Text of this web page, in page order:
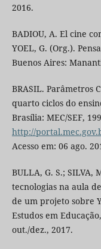
2016.
BADIOU, A. El cine
YOEL, G. (Org.).
Buenos Aires:
BRASIL. Parâmetros
quarto ciclos do
Brasília: MEC/SEF,
http://
Acesso em: 06 ago.
BULLA, G. S.; SILVA,
tecnologias na aula
de um projeto sobre
Estudos em
out./dez., 2017.